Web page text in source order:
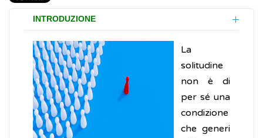
INTRODUZIONE
La
solitudine
non è di
per sé una
condizione
che generi